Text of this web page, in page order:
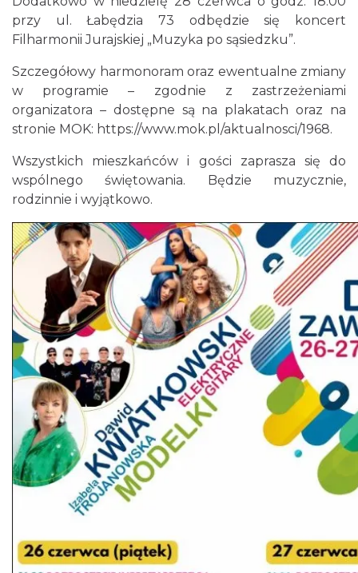
Kalendarium Wydarzeń Jurajskich 2026
2026-03-04
6.80 km
Noc Perseidów w Grodzie na Górze Birów
Podzamcze
2026-08-15
8.14 km
Międzynarodowy Turniej Rycerski w
Podzamczu 2026
Podzamcze
2026-08-22
8.36 km
przy ul. Łabędzia 73 odbędzie się koncert
Filharmonii Jurajskiej „Muzyka po sąsiedzku”.
Szczegółowy harmonoram oraz ewentualne zmiany
w programie – zgodnie z zastrzeżeniami
organizatora – dostępne są na plakatach oraz na
stronie MOK: https://www.mok.pl/aktualnosci/1968.
Wszystkich mieszkańców i gości zaprasza się do
wspólnego świętowania. Będzie muzycznie,
rodzinnie i wyjątkowo.